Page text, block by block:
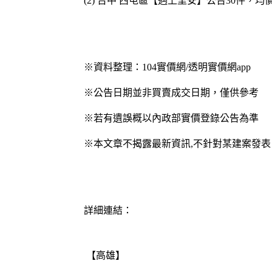
※資料整理：104實價網/透明實價網app
※公告日期並非買賣成交日期，僅供參考
※若有遺誤概以內政部實價登錄公告為準
※本文章不揭露最新資訊,不針對某建案發表
詳細連結：
【高雄】